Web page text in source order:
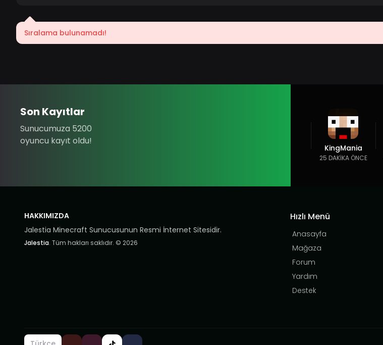
Sıralama bulunamadı!
Son Kayıtlar
Sunucumuza 5200
oyuncu kayıt oldu!
KingMania
25 DAKIKA ÖNCE
HAKKIMIZDA
Jalestia Minecraft Sunucusunun Resmi İnternet Sitesidir.
Jalestia. Tüm hakları saklıdır. © 2026
Hızlı Menü
Anasayfa
Mağaza
Forum
Yardım
Destek